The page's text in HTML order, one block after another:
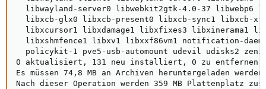
libwayland-server0 libwebkit2gtk-4.0-37 libwebp6
libxcb-glx0 libxcb-present0 libxcb-sync1 libxcb-
libxcursor1 libxdamage1 libxfixes3 libxinerama1
libxshmfence1 libxv1 libxxf86vm1 notification-
policykit-1 pve5-usb-automount udevil udisks2
0 aktualisiert, 131 neu installiert, 0 zu entfernen
Es müssen 74,8 MB an Archiven heruntergeladen
Nach dieser Operation werden 359 MB Plattenplatz